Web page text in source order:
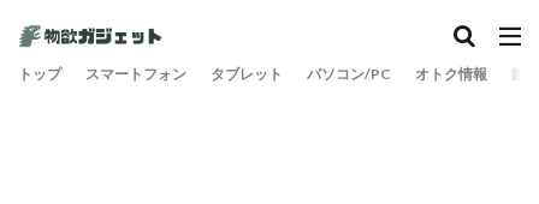
トップ スマートフォン タブレット パソコン/PC オトク情報 旅